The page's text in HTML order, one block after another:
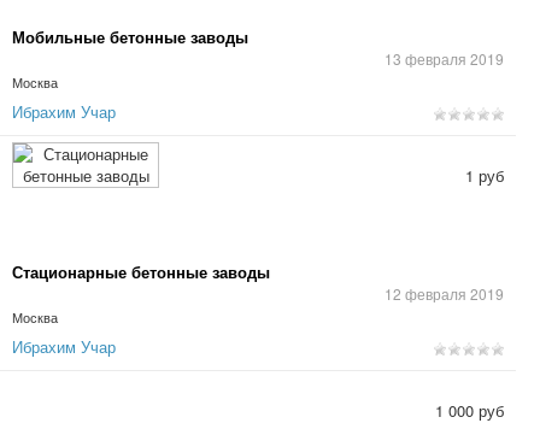
Мобильные бетонные заводы
13 февраля 2019
Москва
Ибрахим Учар
Стационарные бетонные заводы
12 февраля 2019
Москва
1 руб
Ибрахим Учар
1 000 руб